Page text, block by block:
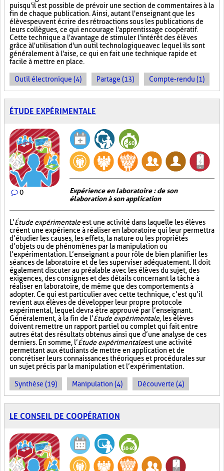
puisqu'il est possible de prévoir une section de commentaires à la
fin de chaque publication. Ainsi, autant l'enseignant que les
élèves peuvent écrire des rétroactions sous les publications de
leurs collègues, ce qui encourage l'apprentissage coopératif.
Cette technique a l'avantage de stimuler l'intérêt des élèves
grâce à l'utilisation d'un outil technologique avec lequel ils sont
généralement à l'aise, ce qui en fait une technique rapide et
facile à mettre en place.
Outil électronique (4) Partage (13) Compte-rendu (1)
ÉTUDE EXPÉRIMENTALE
0
Expérience en laboratoire : de son
élaboration à son application
L’Étude expérimentaleest une activité dans laquelle les élèves
créent une expérience à réaliser en laboratoire qui leur permettra
d’étudier les causes, les effets, la nature ou les propriétés
d’objets ou de phénomènes par la manipulation ou
l’expérimentation. L’enseignant a pour rôle de bien planifier les
séances de laboratoire et de les superviser adéquatement. Il doit
également discuter au préalable avec les élèves du sujet, des
exigences, des consignes et des détails concernant la tâche à
réaliser en laboratoire, de même que des comportements à
adopter. Ce qui est particulier avec cette technique, c’est qu’il
revient aux élèves de développer leur propre protocole
expérimental, lequel devra être approuvé par l’enseignant.
Généralement, à la fin de l’Étude expérimentale, les élèves
doivent remettre un rapport partiel ou complet qui fait entre
autres état des résultats obtenus ainsi que d’une analyse de ces
derniers. En somme, l’Étude expérimentaleest une activité
permettant aux étudiants de mettre en application et de
concrétiser leurs connaissances théoriques et procédurales sur
un sujet précis par la manipulation et l’expérimentation.
Synthèse (19) Manipulation (4) Découverte (4)
LE CONSEIL DE COOPÉRATION